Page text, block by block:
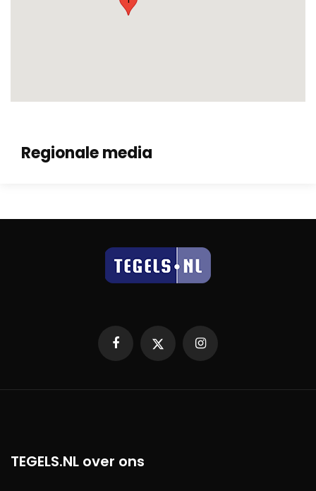
Regionale media
Facebook Instagram
TEGELS.NL over ons